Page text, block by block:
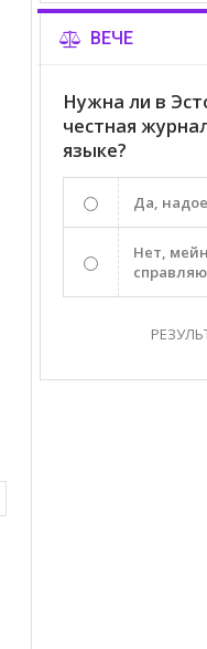
ВЕЧЕ
Нужна ли в
честная
языке?
Да,
Нет,